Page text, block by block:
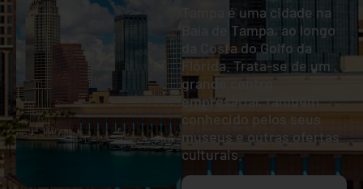
Tampa é uma cidade na
Baía de Tampa, ao longo
da Costa do Golfo da
Flórida. Trata-se de um
grande centro
empresarial, também
conhecido pelos seus
museus e outras ofertas
culturais.